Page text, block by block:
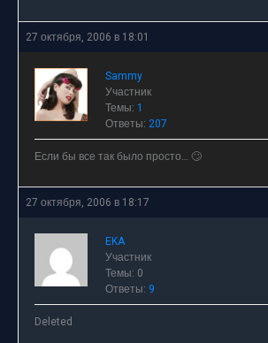
27 октября, 2006 в 18:01
Sammy
Участник
Темы: 1
Ответы: 207
Если бы все так было просто… 🙄
27 октября, 2006 в 18:17
EKA
Участник
Темы: 0
Ответы: 9
Deleted